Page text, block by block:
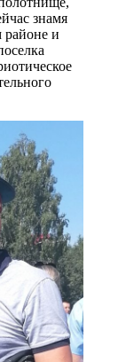
знамя
районе и